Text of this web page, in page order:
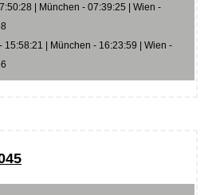
| München - 07:39:25 | Wien -
| München - 16:23:59 | Wien -